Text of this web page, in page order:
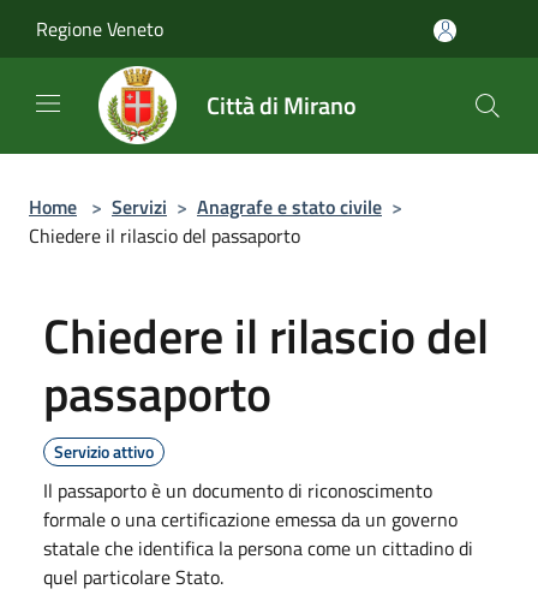
Regione Veneto
Città di Mirano
Home > Servizi > Anagrafe e stato civile >
Chiedere il rilascio del passaporto
Chiedere il rilascio del
passaporto
Servizio attivo
Il passaporto è un documento di riconoscimento
formale o una certificazione emessa da un governo
statale che identifica la persona come un cittadino di
quel particolare Stato.